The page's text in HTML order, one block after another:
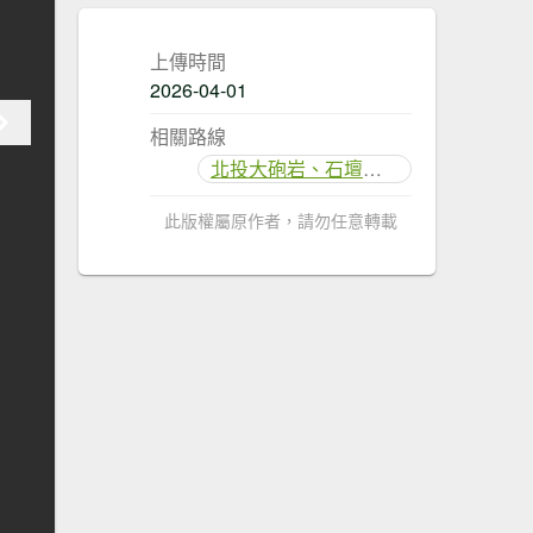
上傳時間
2026-04-01
相關路線
北投大砲岩、石壇山步道
此版權屬原作者，請勿任意轉載